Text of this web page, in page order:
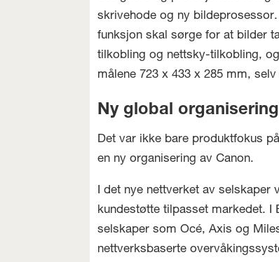
skrivehode og ny
funksjon skal sørge for at bilder
tilkobling og nettsky-tilkobling,
målene 723 x 433 x 285 mm,
Ny global organisering
Det var ikke bare produktfokus
en ny organisering av Canon.
I det nye nettverket av
kundestøtte tilpasset markedet. I
selskaper som Océ, Axis og
nettverksbaserte